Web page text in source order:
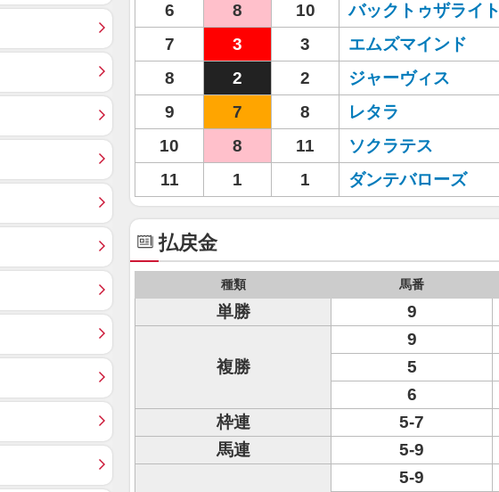
6
8 10 バックトゥザライト
7
3 3 エムズマインド
8
2 2 ジャーヴィス
9
7 8 レタラ
10
8 11 ソクラテス
11
1 1 ダンテバローズ
払戻金
種類 馬番
単勝 9
複勝
9
5
6
枠連
5-7
馬連
5-9
5-9